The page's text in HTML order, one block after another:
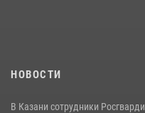
НОВОСТИ
В Казани сотрудники